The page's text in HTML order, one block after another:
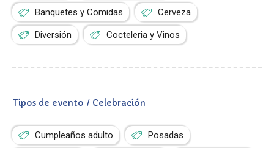
Banquetes y Comidas Cerveza
Diversión Cocteleria y Vinos
Tipos de evento / Celebración
Cumpleaños adulto Posadas